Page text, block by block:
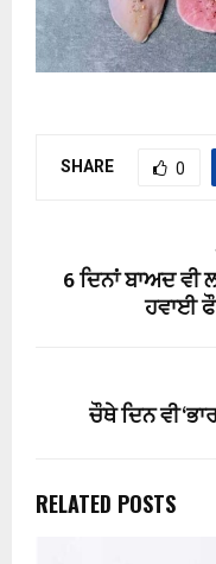
SHARE 0
6 ਦਿਨਾਂ ਬਾਅਦ ਵੀ
ਹਵਾਈ
ਚੌਥੇ ਦਿਨ ਵੀ
RELATED POSTS